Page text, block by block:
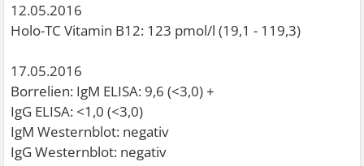
12.05.2016
Holo-TC Vitamin B12: 123 pmol/l (19,1 - 119,3)
17.05.2016
Borrelien: IgM ELISA: 9,6 (<3,0) +
IgG ELISA: <1,0 (<3,0)
IgM Westernblot: negativ
IgG Westernblot: negativ